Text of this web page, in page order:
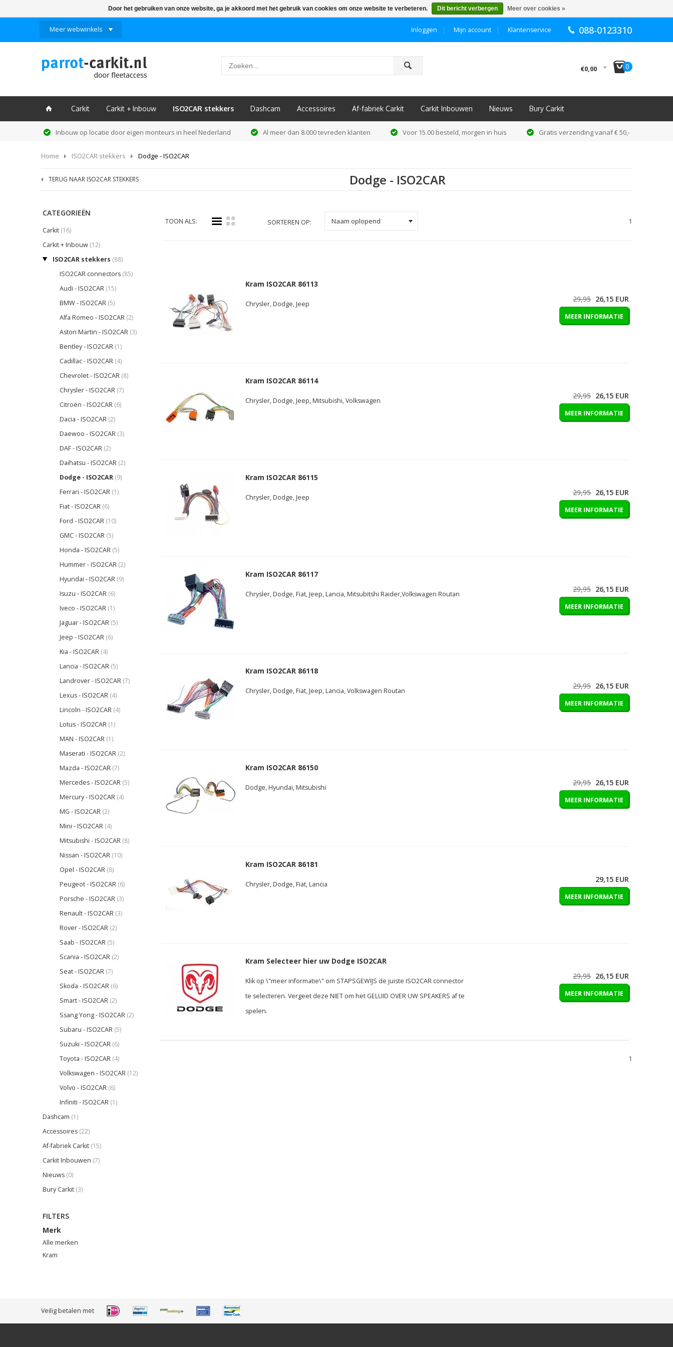
Meer webwinkels 088-0123310
Klantenservice
Mijn account
Inloggen
ô €0,00 I0
ï Carkit Carkit + Inbouw ISO2CAR stekkers Dashcam Accessoires Af-fabriek Carkit Carkit Inbouwen Nieuws Bury Carkit
Inbouw op locatie door eigen monteurs in heel Nederland Al meer dan 8.000 tevreden klanten Voor 15.00 besteld, morgen in huis Gratis verzending vanaf € 50,-
Home ISO2CAR stekkers Dodge - ISO2CAR
TERUG NAAR ISO2CAR STEKKERS Dodge - ISO2CAR
CATEGORIEËN
Carkit (16)
Carkit + Inbouw (12)
ISO2CAR stekkers (88)
ISO2CAR connectors (85)
Audi - ISO2CAR (15)
BMW - ISO2CAR (5)
Alfa Romeo - ISO2CAR (2)
Aston Martin - ISO2CAR (3)
Bentley - ISO2CAR (1)
Cadillac - ISO2CAR (4)
Chevrolet - ISO2CAR (8)
Chrysler - ISO2CAR (7)
Citroën - ISO2CAR (6)
Dacia - ISO2CAR (2)
Daewoo - ISO2CAR (3)
DAF - ISO2CAR (2)
Daihatsu - ISO2CAR (2)
Dodge - ISO2CAR (9)
Ferrari - ISO2CAR (1)
Fiat - ISO2CAR (6)
Ford - ISO2CAR (10)
GMC - ISO2CAR (5)
Honda - ISO2CAR (5)
Hummer - ISO2CAR (2)
Hyundai - ISO2CAR (9)
Isuzu - ISO2CAR (6)
Iveco - ISO2CAR (1)
Jaguar - ISO2CAR (5)
Jeep - ISO2CAR (6)
Kia - ISO2CAR (4)
Lancia - ISO2CAR (5)
Landrover - ISO2CAR (7)
Lexus - ISO2CAR (4)
Lincoln - ISO2CAR (4)
Lotus - ISO2CAR (1)
MAN - ISO2CAR (1)
Maserati - ISO2CAR (2)
Mazda - ISO2CAR (7)
Mercedes - ISO2CAR (5)
Mercury - ISO2CAR (4)
MG - ISO2CAR (2)
Mini - ISO2CAR (4)
Mitsubishi - ISO2CAR (8)
Nissan - ISO2CAR (10)
Opel - ISO2CAR (8)
Peugeot - ISO2CAR (6)
Porsche - ISO2CAR (3)
Renault - ISO2CAR (3)
Rover - ISO2CAR (2)
Saab - ISO2CAR (5)
Scania - ISO2CAR (2)
Seat - ISO2CAR (7)
Skoda - ISO2CAR (6)
Smart - ISO2CAR (2)
Ssang Yong - ISO2CAR (2)
Subaru - ISO2CAR (5)
Suzuki - ISO2CAR (6)
Toyota - ISO2CAR (4)
Volkswagen - ISO2CAR (12)
Volvo - ISO2CAR (6)
Infiniti - ISO2CAR (1)
Dashcam (1)
Accessoires (22)
Af-fabriek Carkit (15)
Carkit Inbouwen (7)
Nieuws (0)
Bury Carkit (3)
FILTERS
Merk
Alle merken
Kram
TOON ALS: i k SORTEREN OP: Naam oplopend 1
Kram ISO2CAR 86113
Chrysler, Dodge, Jeep
29,95 26,15 EUR
MEER INFORMATIE
Kram ISO2CAR 86114
Chrysler, Dodge, Jeep, Mitsubishi, Volkswagen
29,95 26,15 EUR
MEER INFORMATIE
Kram ISO2CAR 86115
Chrysler, Dodge, Jeep
29,95 26,15 EUR
MEER INFORMATIE
Kram ISO2CAR 86117
Chrysler, Dodge, Fiat, Jeep, Lancia, Mitsubitshi Raider,Volkswagen Routan
29,95 26,15 EUR
MEER INFORMATIE
Kram ISO2CAR 86118
Chrysler, Dodge, Fiat, Jeep, Lancia, Volkswagen Routan
29,95 26,15 EUR
MEER INFORMATIE
Kram ISO2CAR 86150
Dodge, Hyundai, Mitsubishi
29,95 26,15 EUR
MEER INFORMATIE
Kram ISO2CAR 86181
Chrysler, Dodge, Fiat, Lancia
29,15 EUR
MEER INFORMATIE
Kram Selecteer hier uw Dodge ISO2CAR
Klik op \"meer informatie\" om STAPSGEWIJS de juiste ISO2CAR connector
te selecteren. Vergeet deze NIET om het GELUID OVER UW SPEAKERS af te
spelen.
29,95 26,15 EUR
MEER INFORMATIE
1
Veilig betalen met
Door het gebruiken van onze website, ga je akkoord met het gebruik van cookies om onze website te verbeteren. Dit bericht verbergen Meer over cookies »